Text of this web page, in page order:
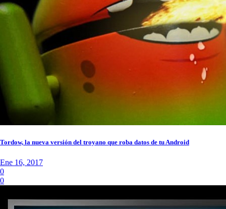
Tordow, la nueva versión del troyano que roba datos de tu Android
Ene 16, 2017
0
0